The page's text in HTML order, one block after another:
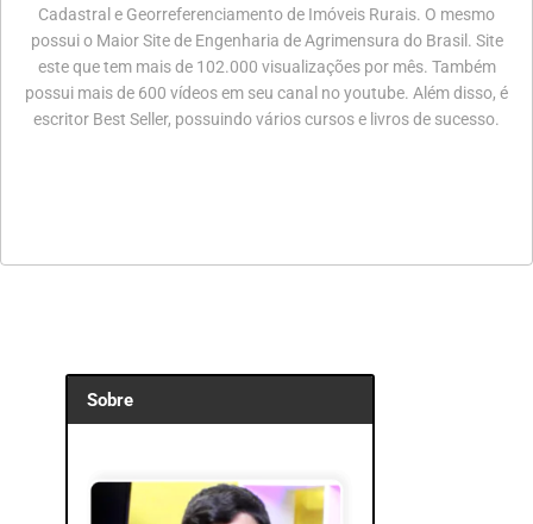
Cadastral e Georreferenciamento de Imóveis Rurais. O mesmo
possui o Maior Site de Engenharia de Agrimensura do Brasil. Site
este que tem mais de 102.000 visualizações por mês. Também
possui mais de 600 vídeos em seu canal no youtube. Além disso, é
escritor Best Seller, possuindo vários cursos e livros de sucesso.
Sobre